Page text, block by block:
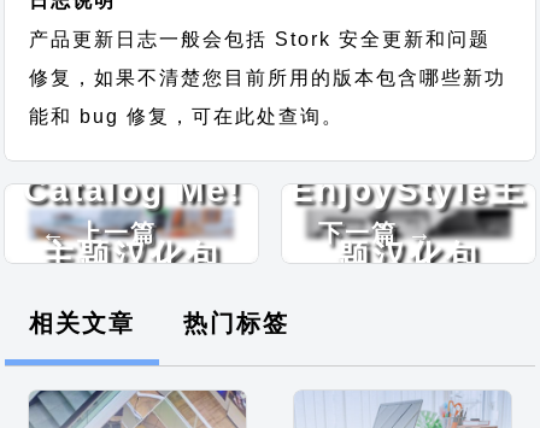
产品更新日志一般会包括 Stork 安全更新和问题
修复，如果不清楚您目前所用的版本包含哪些新功
能和 bug 修复，可在此处查询。
← 上一篇
Catalog Me!
主题汉化包
下一篇 →
EnjoyStyle主
题汉化包
相关文章 热门标签